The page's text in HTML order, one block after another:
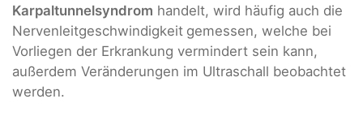
Karpaltunnelsyndrom handelt, wird häufig auch die
Nervenleitgeschwindigkeit gemessen, welche bei
Vorliegen der Erkrankung vermindert sein kann,
außerdem Veränderungen im Ultraschall beobachtet
werden.